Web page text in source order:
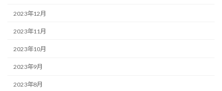
2023年12月
2023年11月
2023年10月
2023年9月
2023年8月